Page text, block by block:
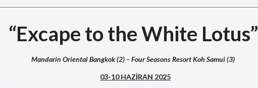
“Excape to the White Lotus”
Mandarin Oriental Bangkok (2) –Four Seasons Resort Koh Samui (3)
03-10 HAZİRAN 2025